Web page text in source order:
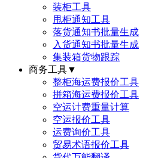
装柜工具
甩柜通知工具
落货通知书批量生成
入货通知书批量生成
集装箱货物跟踪
商务工具▼
整柜海运费报价工具
拼箱海运费报价工具
空运计费重量计算
空运报价工具
运费询价工具
贸易术语报价工具